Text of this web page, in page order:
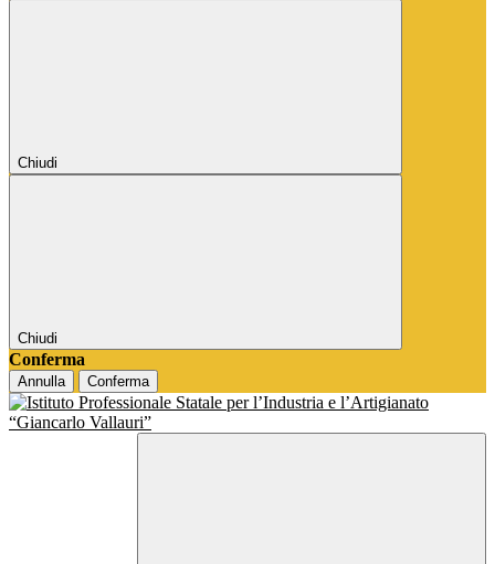
Chiudi
Chiudi
Conferma
Annulla Conferma